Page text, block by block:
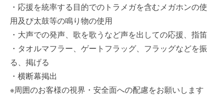
・応援を統率する目的でのトラメガを含むメガホンの使
用及び太鼓等の鳴り物の使用
・大声での発声、歌を歌うなど声を出しての応援、指笛
・タオルマフラー、ゲートフラッグ、フラッグなどを振
る、掲げる
・横断幕掲出
※周囲のお客様の視界・安全面への配慮をお願いします